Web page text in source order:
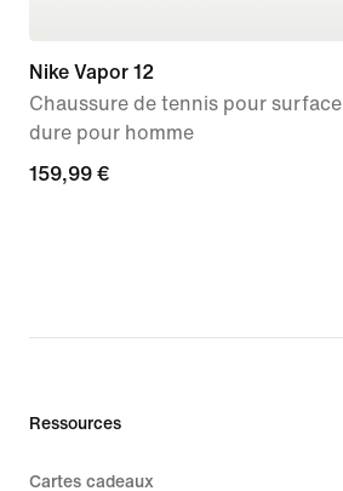
Nike Vapor 12
Chaussure de tennis pour surface
dure pour homme
159,99 €
159,99 €
Ressources
Cartes cadeaux